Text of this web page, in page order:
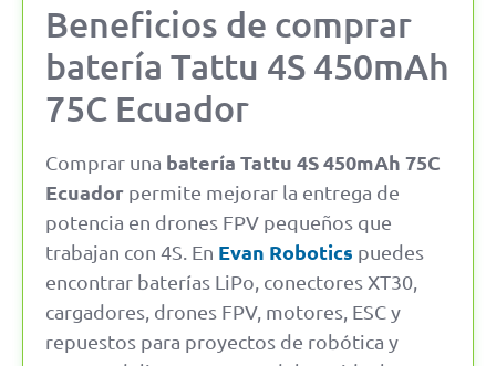
Beneficios de comprar
batería Tattu 4S 450mAh
75C Ecuador
Comprar una batería Tattu 4S 450mAh 75C
Ecuador permite mejorar la entrega de
potencia en drones FPV pequeños que
trabajan con 4S. En Evan Robotics puedes
encontrar baterías LiPo, conectores XT30,
cargadores, drones FPV, motores, ESC y
repuestos para proyectos de robótica y